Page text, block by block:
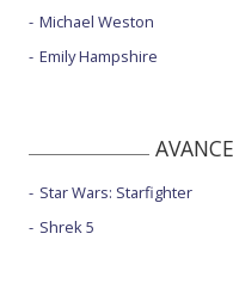
Michael Weston
Emily Hampshire
Star Wars: Starfighter
Shrek 5